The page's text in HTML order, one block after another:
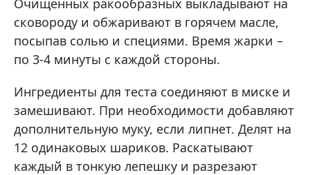
сковороду и обжаривают в горячем масле,
посыпав солью и специями. Время жарки –
по 3-4 минуты с каждой стороны.
Ингредиенты для теста соединяют в миске и
замешивают. При необходимости добавляют
дополнительную муку, если липнет. Делят на
12 одинаковых шариков. Раскатывают
каждый в тонкую лепешку и разрезают